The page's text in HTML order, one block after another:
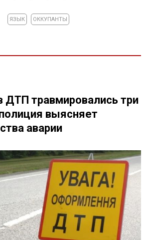
ЯЗЫК ОККУПАНТЫ
ДТП травмировались три
выясняет
аварии